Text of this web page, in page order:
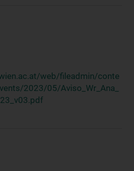
web/fileadmin/conte
2023/05/Aviso_Wr_Ana_